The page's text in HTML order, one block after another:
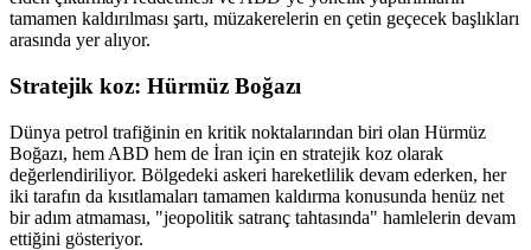
tamamen kaldırılması şartı, müzakerelerin en çetin geçecek başlıkları
arasında yer alıyor.
Stratejik koz: Hürmüz Boğazı
Dünya petrol trafiğinin en kritik noktalarından biri olan Hürmüz
Boğazı, hem ABD hem de İran için en stratejik koz olarak
değerlendiriliyor. Bölgedeki askeri hareketlilik devam ederken, her
iki tarafın da kısıtlamaları tamamen kaldırma konusunda henüz net
bir adım atmaması, "jeopolitik satranç tahtasında" hamlelerin devam
ettiğini gösteriyor.